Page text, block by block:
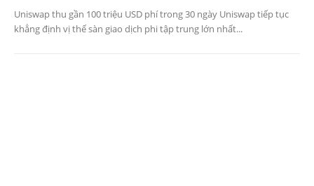
Uniswap thu gần 100 triệu USD phí trong 30 ngày Uniswap tiếp tục
khẳng định vị thế sàn giao dịch phi tập trung lớn nhất...